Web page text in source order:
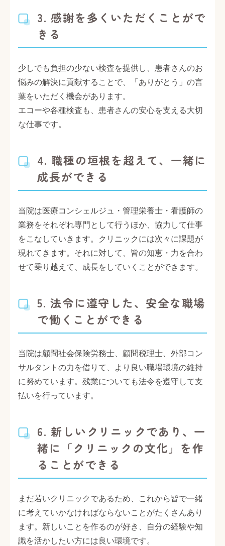
3. 感謝を多くいただくことがで
きる
少しでも負担の少ない検査を提供し、患者さんのお
悩みの解決に貢献することで、「ありがとう」の言
葉をいただく機会があります。
エコーや各種検査も、患者さんの安心を支える大切
な仕事です。
4. 職種の垣根を超えて、一緒に
成長ができる
当院は医療コンシェルジュ・管理栄養士・看護師の
業務をそれぞれ専門として行うほか、協力して仕事
をこなしていきます。クリニックには次々に課題が
現れてきます。それに対して、皆の知恵・力を合わ
せて乗り越えて、成長をしていくことができます。
5. 法令に遵守した、安全な職場
で働くことができる
当院は顧問社会保険労務士、顧問税理士、外部コン
サルタントの力を借りて、より良い職場環境の維持
に努めています。残業についても法令を遵守して支
払いを行っています。
6. 新しいクリニックであり、一
緒に「クリニックの文化」を作
ることができる
まだ若いクリニックであるため、これから皆で一緒
に考えていかなければならないことがたくさんあり
ます。新しいことを作るのが好き、自分の経験や知
識を活かしたい方には良い環境です。